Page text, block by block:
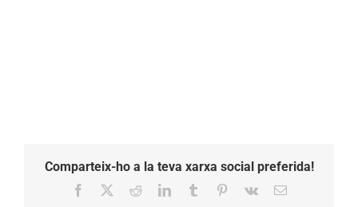
Comparteix-ho a la teva xarxa social preferida!
Facebook RedditLinkedInTumblr Pinterest
Vk Email: